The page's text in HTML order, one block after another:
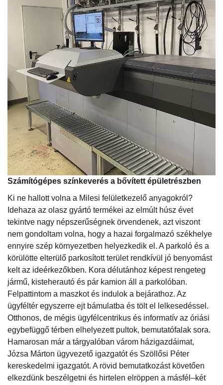
Számítógépes színkeverés a bővített épületrészben
Ki ne hallott volna a Milesi felületkezelő anyagokról?
Idehaza az olasz gyártó termékei az elmúlt húsz évet
tekintve nagy népszerűségnek örvendenek, azt viszont
nem gondoltam volna, hogy a hazai forgalmazó székhelye
ennyire szép környezetben helyezkedik el. A parkoló és a
körülötte elterülő parkosított terület rendkívül jó benyomást
kelt az ideérkezőkben. Kora délutánhoz képest rengeteg
jármű, kisteherautó és pár kamion áll a parkolóban.
Felpattintom a maszkot és indulok a bejárathoz. Az
ügyféltér egyszerre ejt bámulatba és tölt el lelkesedéssel.
Otthonos, de mégis ügyfélcentrikus és informatív az óriási
egybefüggő térben elhelyezett pultok, bemutatófalak sora.
Hamarosan már a tárgyalóban várom házigazdáimat,
Józsa Márton ügyvezető igazgatót és Szöllősi Péter
kereskedelmi igazgatót. A rövid bemutatkozást követően
elkezdünk beszélgetni és hirtelen elröppen a másfél–két